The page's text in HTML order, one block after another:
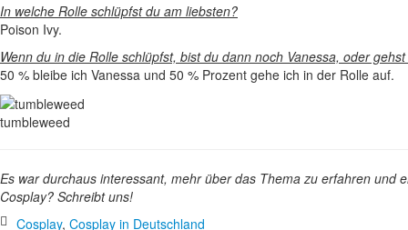
In welche Rolle schlüpfst du am liebsten?
Poison Ivy.
Wenn du in die Rolle schlüpfst, bist du dann noch Vanessa, oder
50 % bleibe ich Vanessa und 50 % Prozent gehe ich in der Rolle auf.
tumbleweed
Es war durchaus interessant, mehr über das Thema zu erfahren
Cosplay? Schreibt uns!
Cosplay, Cosplay in Deutschland